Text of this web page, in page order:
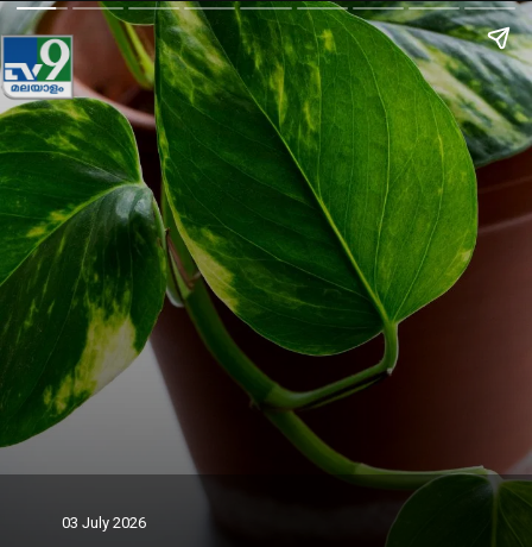
03 July 2026